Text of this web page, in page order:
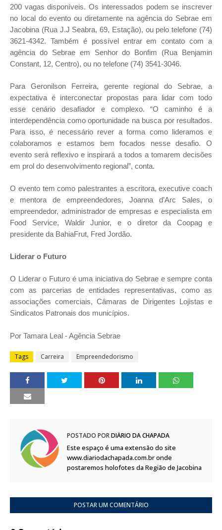
200 vagas disponíveis. Os interessados podem se inscrever
no local do evento ou diretamente na agência do Sebrae em
Jacobina (Rua J.J Seabra, 69, Estação), ou pelo telefone (74)
3621-4342. Também é possível entrar em contato com a
agência do Sebrae em Senhor do Bonfim (Rua Benjamin
Constant, 12, Centro), ou no telefone (74) 3541-3046.
Para Geronilson Ferreira, gerente regional do Sebrae, a
expectativa é interconectar propostas para lidar com todo
esse cenário desafiador e complexo. “O caminho é a
interdependência como oportunidade na busca por resultados.
Para isso, é necessário rever a forma como lideramos e
colaboramos e estamos bem focados nesse desafio. O
evento será reflexivo e inspirará a todos a tomarem decisões
em prol do desenvolvimento regional”, conta.
O evento tem como palestrantes a escritora, executive coach
e mentora de empreendedores, Joanna d’Arc Sales, o
empreendedor, administrador de empresas e especialista em
Food Service, Waldir Junior, e o diretor da Coopag e
presidente da BahiaFrut, Fred Jordão.
Liderar o Futuro
O Liderar o Futuro é uma iniciativa do Sebrae e sempre conta
com as parcerias de entidades representativas, como as
associações comerciais, Câmaras de Dirigentes Lojistas e
Sindicatos Patronais dos municípios.
Por Tamara Leal - Agência Sebrae
Tags Carreira Empreendedorismo
POSTADO PORDIÁRIO DA CHAPADA
Este espaço é uma extensão do site
www.diariodachapada.com.br onde
postaremos holofotes da Região de Jacobina
POSTAR UM COMENTÁRIO